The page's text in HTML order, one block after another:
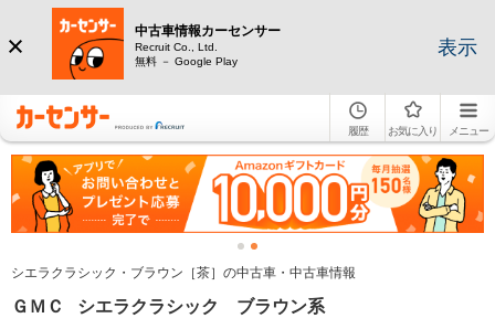
中古車情報カーセンサー
Recruit Co., Ltd.
無料 － Google Play
表示
履歴 お気に入り メニュー
シエラクラシック・ブラウン［茶］の中古車・中古車情報
ＧＭＣ シエラクラシック ブラウン系